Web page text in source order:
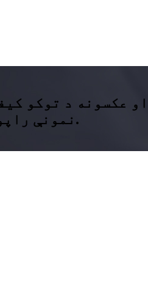
عکسونه د توکو
ترسره کول. ستاسو د ګټو لپاره د TTSQC نمونې راپور بیاکتنه وکړئ.